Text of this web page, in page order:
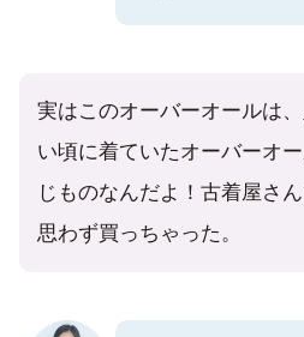
実はこのオーバーオールは
い頃に着ていたオーバーオ
じものなんだよ！古着屋さ
思わず買っちゃった。